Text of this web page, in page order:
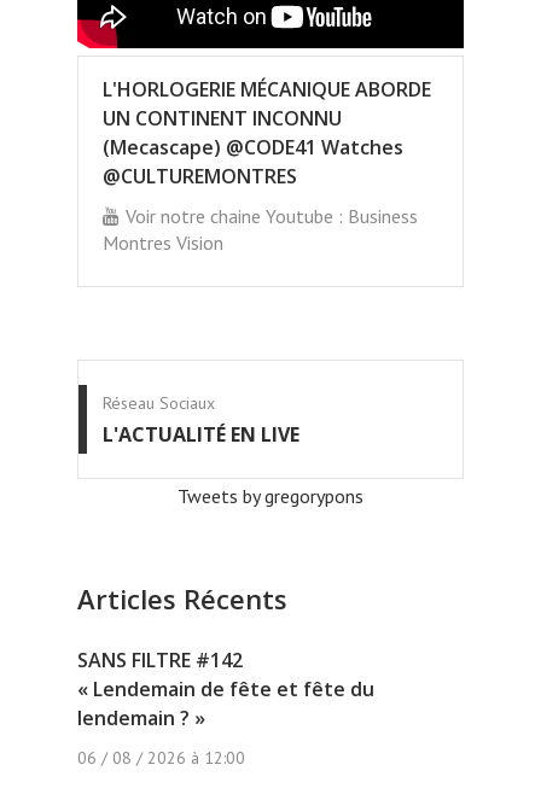
L'HORLOGERIE MÉCANIQUE ABORDE
UN CONTINENT INCONNU
(Mecascape) @CODE41 Watches
@CULTUREMONTRES
Voir notre chaine Youtube : Business
Montres Vision
Réseau Sociaux
L'ACTUALITÉ EN LIVE
Tweets by gregorypons
Articles Récents
SANS FILTRE #142
« Lendemain de fête et fête du
lendemain ? »
06 / 08 / 2026 à 12:00